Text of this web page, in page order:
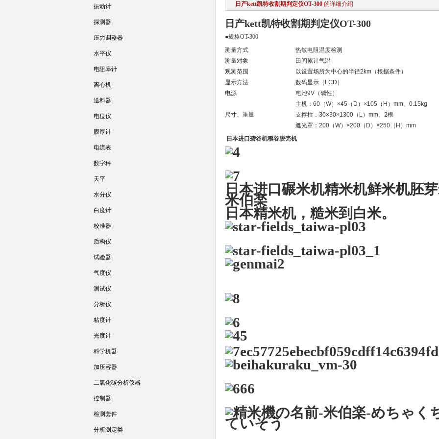
日产kett凯特收割期判定仪OT-300 的详细介绍
日产kett凯特收割期判定仪OT-300
●规格OT-300
测量方式
热敏电阻温度检测
测量对象
田间累计气温
观测范围
以设置场所为中心的半径2km（根据条件）
显示方法
数码显示（LCD）
电源
电池9V（碱性）
尺寸、重量
主机：60（W）×45（D）×105（H）mm、0.15kg
支撑柱：30×30×1300（L）mm、2根
遮光罩：200（W）×200（D）×250（H）mm
日本进口砻谷机稻谷脱壳机
日本进口碾米机精米机鲜米机胚
米伯楽
日本精米机，糙米到白米。
振动计
探测器
压力调整器
水平仪
电阻率计
离心机
送料器
电位仪
膜厚计
电流表
数字秤
天平
水分仪
白度计
校准器
质构仪
试验器
气度仪
测试仪
分析仪
粘度计
光度计
科学机器
加压容器
二氧化碳分析仪器
控制器
检测套件
分析测定类